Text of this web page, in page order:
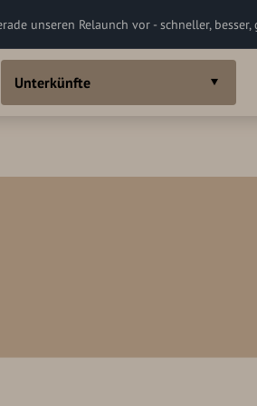
unseren Relaunch vor - schneller, besser,
Unterkünfte